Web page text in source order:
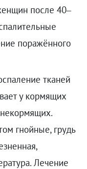
после 40–
поражённого
тканей
у кормящих
гнойные, грудь
Лечение